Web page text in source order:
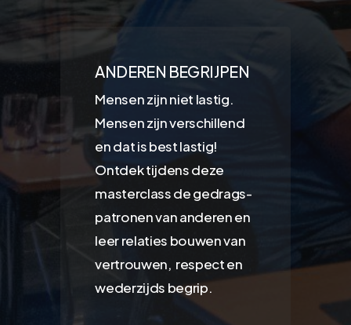
ANDEREN BEGRIJPEN
Mensen zijn niet lastig.
Mensen zijn verschillend
en dat is best lastig!
Ontdek tijdens deze
masterclass de gedrags-
patronen van anderen en
leer relaties bouwen van
vertrouwen, respect en
wederzijds begrip.